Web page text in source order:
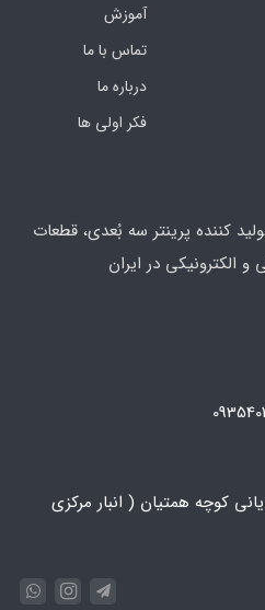
آموزش
تماس با ما
درباره ما
فکر اولی ها
کننده پرینتر سه بُعدی، قطعات
الکترونیکی در ایران
کوچه همتیان ( انبار مرکزی